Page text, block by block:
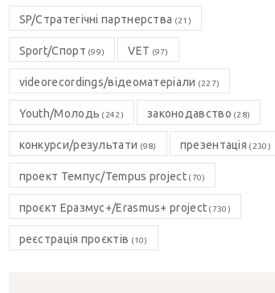
SP/Стратегічні партнерства (21)
Sport/Спорт (99) VET (97)
videorecordings/відеоматеріали (227)
Youth/Молодь (242) законодавство (28)
конкурси/результати (98) презентація (230)
проект Темпус/Tempus project(70)
проєкт Еразмус+/Erasmus+ project (730)
реєстрація проєктів (10)